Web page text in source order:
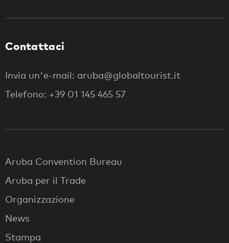
Contattaci
Invia un'e-mail: aruba@globaltourist.it
Telefono: +39 01 145 465 57
Aruba Convention Bureau
Aruba per il Trade
Organizzazione
News
Stampa